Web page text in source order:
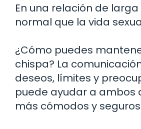
En una relación de
normal que la vida
¿Cómo puedes
chispa? La
deseos, límites y
puede ayudar a ambos
más cómodos y